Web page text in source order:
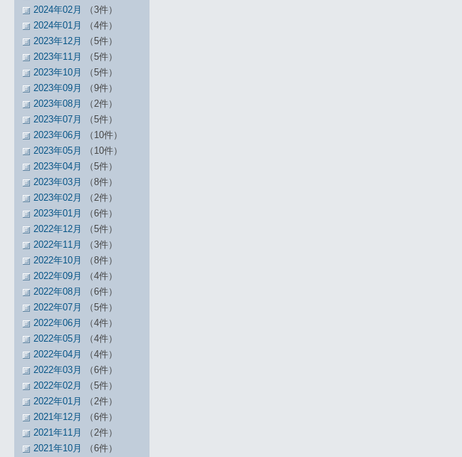
2024年02月
（3件）
2024年01月
（4件）
2023年12月
（5件）
2023年11月
（5件）
2023年10月
（5件）
2023年09月
（9件）
2023年08月
（2件）
2023年07月
（5件）
2023年06月
（10件）
2023年05月
（10件）
2023年04月
（5件）
2023年03月
（8件）
2023年02月
（2件）
2023年01月
（6件）
2022年12月
（5件）
2022年11月
（3件）
2022年10月
（8件）
2022年09月
（4件）
2022年08月
（6件）
2022年07月
（5件）
2022年06月
（4件）
2022年05月
（4件）
2022年04月
（4件）
2022年03月
（6件）
2022年02月
（5件）
2022年01月
（2件）
2021年12月
（6件）
2021年11月
（2件）
2021年10月
（6件）